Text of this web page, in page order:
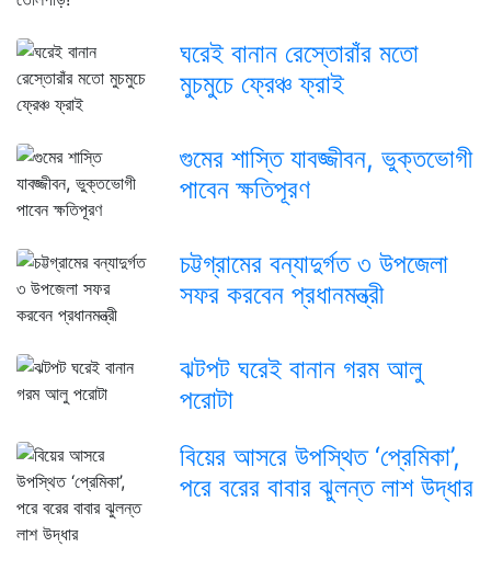
ঘরেই বানান রেস্তোরাঁর মতো
মুচমুচে ফ্রেঞ্চ ফ্রাই
গুমের শাস্তি যাবজ্জীবন, ভুক্তভোগী
পাবেন ক্ষতিপূরণ
চট্টগ্রামের বন্যাদুর্গত ৩ উপজেলা
সফর করবেন প্রধানমন্ত্রী
ঝটপট ঘরেই বানান গরম আলু
পরোটা
বিয়ের আসরে উপস্থিত ‘প্রেমিকা’,
পরে বরের বাবার ঝুলন্ত লাশ উদ্ধার